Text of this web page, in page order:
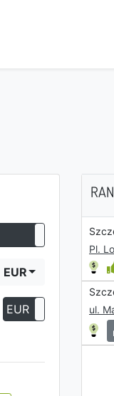
EUR
EUR
Pl.
ul.